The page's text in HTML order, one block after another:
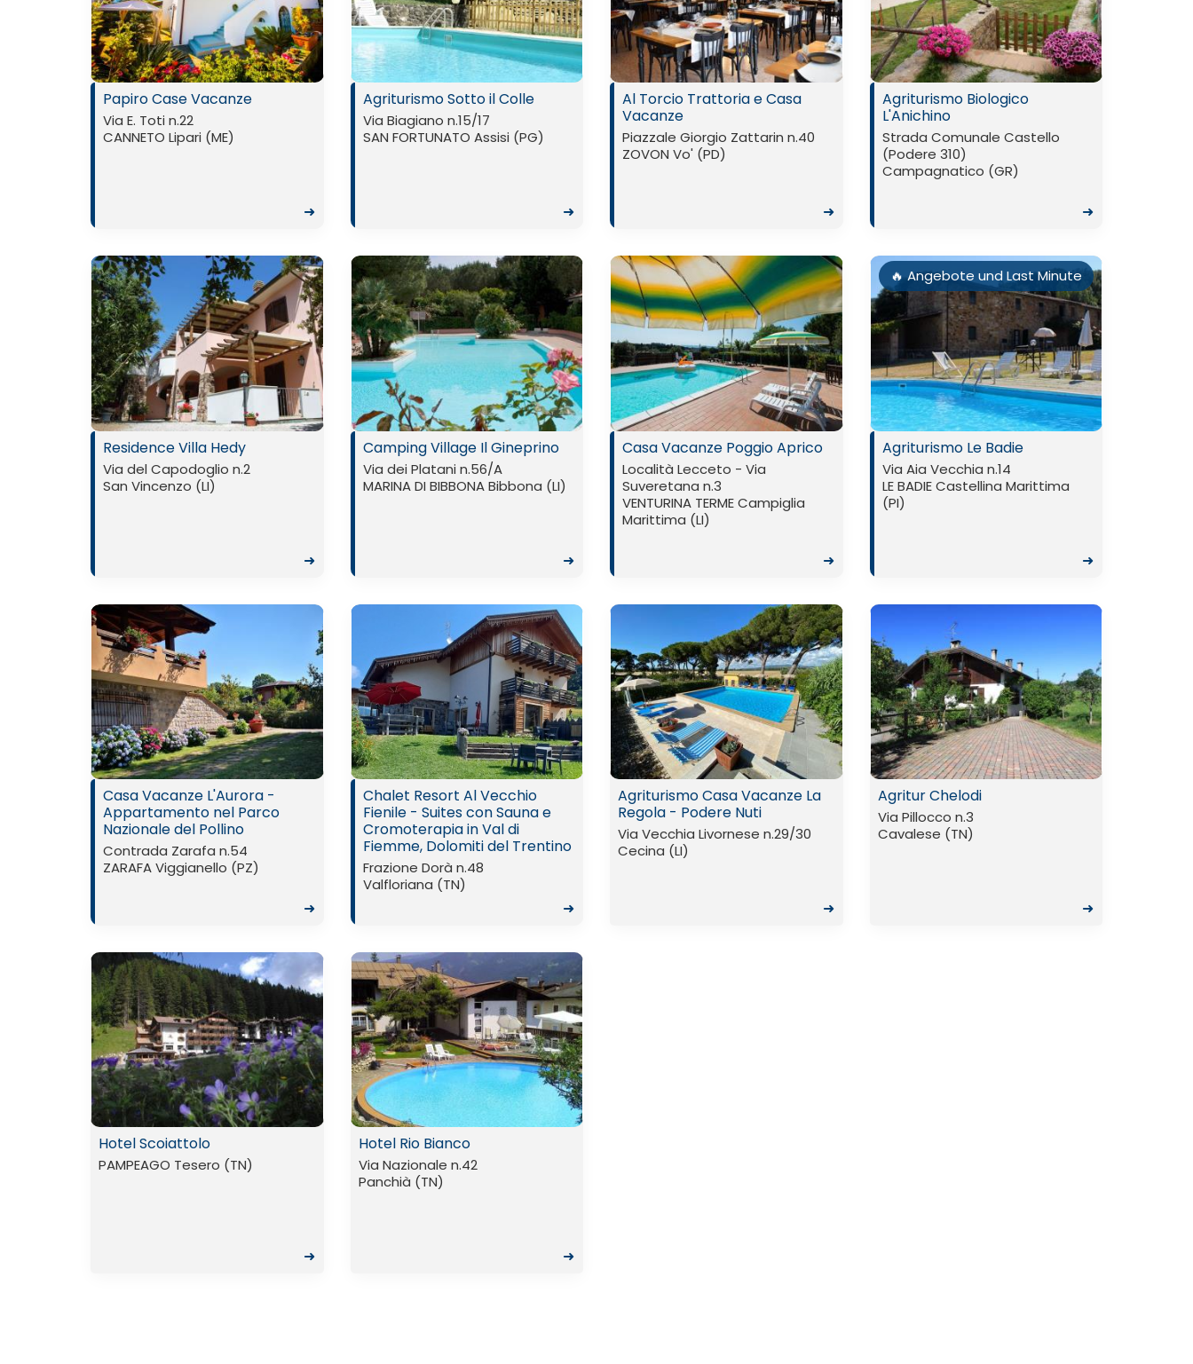
Papiro Case Vacanze
Via E. Toti n.22
CANNETO Lipari (ME)
➜
Agriturismo Sotto il Colle
Via Biagiano n.15/17
SAN FORTUNATO Assisi (PG)
➜
Al Torcio Trattoria e Casa
Vacanze
Piazzale Giorgio Zattarin n.40
ZOVON Vo' (PD)
➜
Agriturismo Biologico
L'Anichino
Strada Comunale Castello
(Podere 310)
Campagnatico (GR)
➜
Residence Villa Hedy
Via del Capodoglio n.2
San Vincenzo (LI)
➜
Camping Village Il Gineprino
Via dei Platani n.56/A
MARINA DI BIBBONA Bibbona (LI)
➜
Casa Vacanze Poggio Aprico
Località Lecceto - Via
Suveretana n.3
VENTURINA TERME Campiglia
Marittima (LI)
➜
🔥 Angebote und Last Minute
Agriturismo Le Badie
Via Aia Vecchia n.14
LE BADIE Castellina Marittima
(PI)
➜
Casa Vacanze L'Aurora -
Appartamento nel Parco
Nazionale del Pollino
Contrada Zarafa n.54
ZARAFA Viggianello (PZ)
➜
Chalet Resort Al Vecchio
Fienile - Suites con Sauna e
Cromoterapia in Val di
Fiemme, Dolomiti del Trentino
Frazione Dorà n.48
Valfloriana (TN)
➜
Agriturismo Casa Vacanze La
Regola - Podere Nuti
Via Vecchia Livornese n.29/30
Cecina (LI)
➜
Agritur Chelodi
Via Pillocco n.3
Cavalese (TN)
➜
Hotel Scoiattolo
PAMPEAGO Tesero (TN)
➜
Hotel Rio Bianco
Via Nazionale n.42
Panchià (TN)
➜